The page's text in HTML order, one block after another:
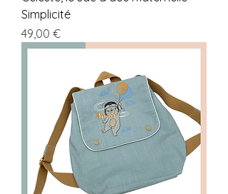
Simplicité
Prix
49,00 €